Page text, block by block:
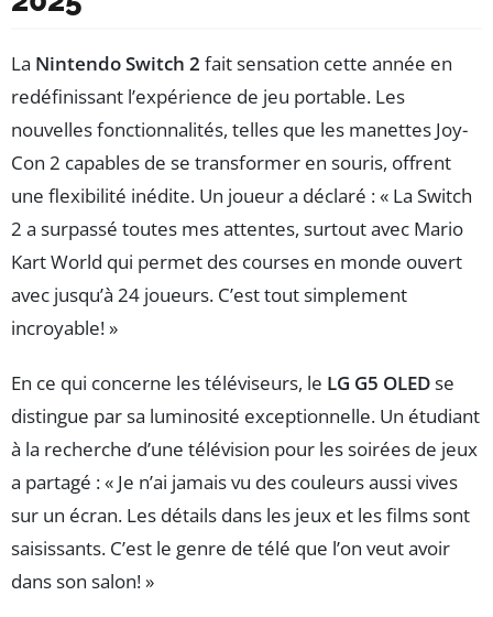
La Nintendo Switch 2 fait sensation cette année en
redéfinissant l’expérience de jeu portable. Les
nouvelles fonctionnalités, telles que les manettes Joy-
Con 2 capables de se transformer en souris, offrent
une flexibilité inédite. Un joueur a déclaré : « La Switch
2 a surpassé toutes mes attentes, surtout avec Mario
Kart World qui permet des courses en monde ouvert
avec jusqu’à 24 joueurs. C’est tout simplement
incroyable! »
En ce qui concerne les téléviseurs, le LG G5 OLEDse
distingue par sa luminosité exceptionnelle. Un étudiant
à la recherche d’une télévision pour les soirées de jeux
a partagé : « Je n’ai jamais vu des couleurs aussi vives
sur un écran. Les détails dans les jeux et les films sont
saisissants. C’est le genre de télé que l’on veut avoir
dans son salon! »